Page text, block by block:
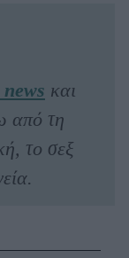
και
από τη
το σεξ